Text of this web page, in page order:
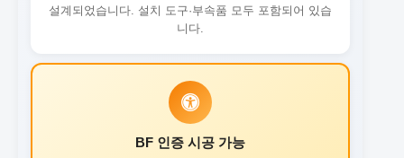
설계되었습니다. 설치 도구·부속품 모두 포함되어 있습
니다.
BF 인증 시공 가능